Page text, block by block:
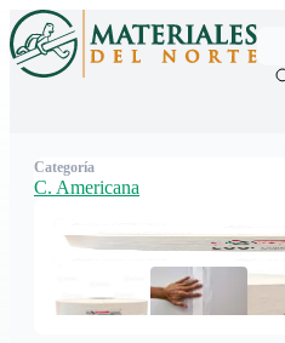
Categoría
C. Americana